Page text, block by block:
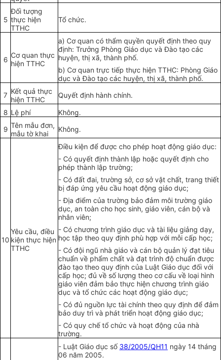
5
Đối tượng
thực hiện
TTHC
Tổ chức.
6
Cơ quan thực
hiện TTHC
a) Cơ quan có thẩm quyền quyết định theo quy
định: Trưởng Phòng Giáo dục và Đào tạo các
huyện, thị xã, thành phố.
b) Cơ quan trực tiếp thực hiện TTHC: Phòng Giáo
dục và Đào tạo các huyện, thị xã, thành phố.
7 Kết quả thực
hiện TTHC
Quyết định hành chính.
8 Lệ phí
Không.
9 Tên mẫu đơn,
mẫu tờ khai
Không.
10
Yêu cầu, điều
kiện thực hiện
TTHC
Điều kiện để được cho phép hoạt động giáo dục:
- Có quyết định thành lập hoặc quyết định cho
phép thành lập trường;
- Có đất đai, trường sở, cơ sở vật chất, trang thiết
bị đáp ứng yêu cầu hoạt động giáo dục;
-Địa điểm của trường bảo đảm môi trường giáo
dục, an toàn cho học sinh, giáo viên, cán bộ và
nhân viên;
- Có chương trình giáo dục và tài liệu giảng dạy,
học tập theo quy định phù hợp với mỗi cấp học;
- Có đội ngũ nhà giáo và cán bộ quản lý đạt tiêu
chuẩn về phẩm chất và đạt trình độ chuẩn được
đào tạo theo quy định của Luật Giáo dục đối với
cấp học; đủ về số lượng theo cơ cấu về loại hình
giáo viên đảm bảo thực hiện chương trình giáo
dục và tổ chức các hoạt động giáo dục;
- Có đủ nguồn lực tài chính theo quy định để đảm
bảo duy trì và phát triển hoạt động giáo dục;
- Có quy chế tổ chức và hoạt động của nhà
trường.
- Luật Giáo dục số 38/2005/QH11 ngày 14 tháng
06 năm 2005.